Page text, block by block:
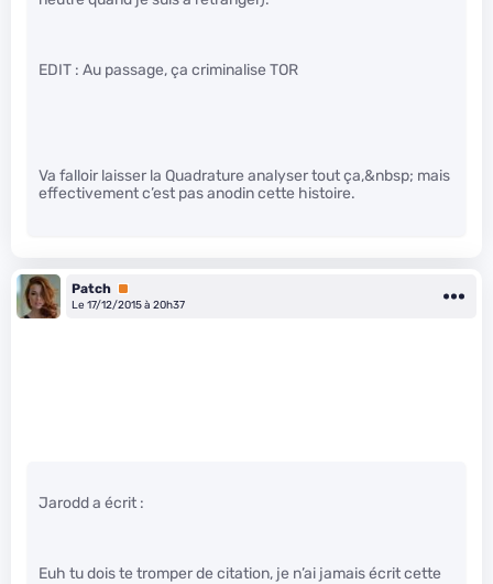
EDIT : Au passage, ça criminalise TOR
Va falloir laisser la Quadrature analyser tout ça,&nbsp; mais
effectivement c’est pas anodin cette histoire.
Patch Premium
Le 17/12/2015 à 20h37
Jarodd a écrit :
Euh tu dois te tromper de citation, je n’ai jamais écrit cette